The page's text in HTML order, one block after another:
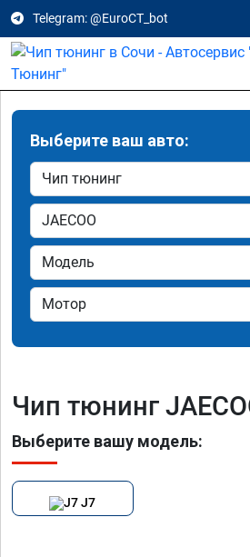
Telegram: @EuroCT_bot
Выберите ваш авто:
Чип тюнинг
Выберите вашу модель:
J7